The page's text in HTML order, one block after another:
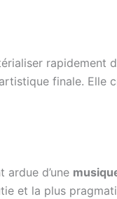
rapidement
finale. Elle
d’une
et la plus